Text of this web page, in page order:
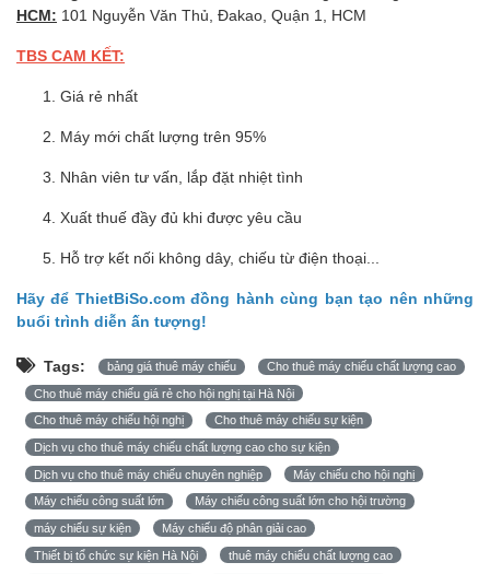
HCM: 101 Nguyễn Văn Thủ, Đakao, Quận 1, HCM
TBS CAM KẾT:
Giá rẻ nhất
Máy mới chất lượng trên 95%
Nhân viên tư vấn, lắp đặt nhiệt tình
Xuất thuế đầy đủ khi được yêu cầu
Hỗ trợ kết nối không dây, chiếu từ điện thoại...
Hãy để ThietBiSo.com đồng hành cùng bạn tạo nên những
buổi trình diễn ấn tượng!
Tags: bảng giá thuê máy chiếu Cho thuê máy chiếu chất lượng cao
Cho thuê máy chiếu giá rẻ cho hội nghị tại Hà Nội
Cho thuê máy chiếu hội nghị Cho thuê máy chiếu sự kiện
Dịch vụ cho thuê máy chiếu chất lượng cao cho sự kiện
Dịch vụ cho thuê máy chiếu chuyên nghiệp Máy chiếu cho hội nghị
Máy chiếu công suất lớn Máy chiếu công suất lớn cho hội trường
máy chiếu sự kiện Máy chiếu độ phân giải cao
Thiết bị tổ chức sự kiện Hà Nội thuê máy chiếu chất lượng cao